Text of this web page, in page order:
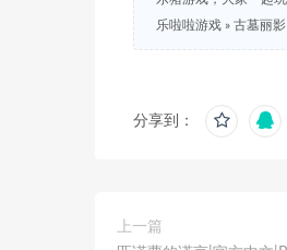
乐啦啦游戏 » 古墓丽
分享到：
上一篇